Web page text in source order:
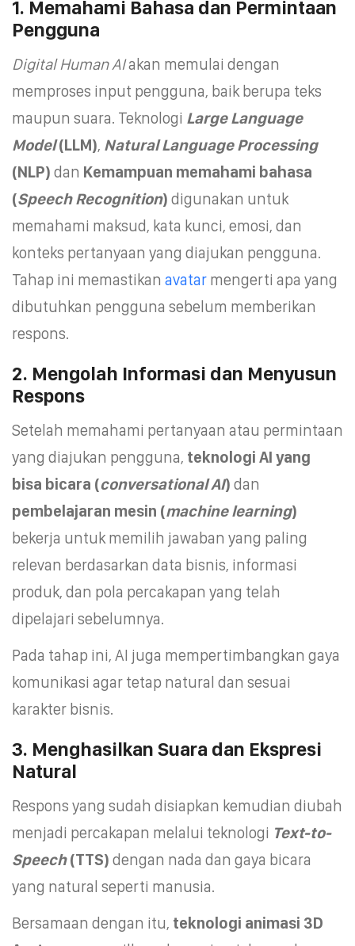
1. Memahami Bahasa dan Permintaan
Pengguna
Digital Human AIakan memulai dengan
memproses input pengguna, baik berupa teks
maupun suara. Teknologi Large Language
Model(LLM), Natural Language Processing
(NLP) dan Kemampuan memahami bahasa
(Speech Recognition) digunakan untuk
memahami maksud, kata kunci, emosi, dan
konteks pertanyaan yang diajukan pengguna.
Tahap ini memastikan avatar mengerti apa yang
dibutuhkan pengguna sebelum memberikan
respons.
2. Mengolah Informasi dan Menyusun
Respons
Setelah memahami pertanyaan atau permintaan
yang diajukan pengguna, teknologi AI yang
bisa bicara (conversational AI) dan
pembelajaran mesin (machine learning)
bekerja untuk memilih jawaban yang paling
relevan berdasarkan data bisnis, informasi
produk, dan pola percakapan yang telah
dipelajari sebelumnya.
Pada tahap ini, AI juga mempertimbangkan gaya
komunikasi agar tetap natural dan sesuai
karakter bisnis.
3. Menghasilkan Suara dan Ekspresi
Natural
Respons yang sudah disiapkan kemudian diubah
menjadi percakapan melalui teknologi Text-to-
Speech(TTS) dengan nada dan gaya bicara
yang natural seperti manusia.
Bersamaan dengan itu, teknologi animasi 3D